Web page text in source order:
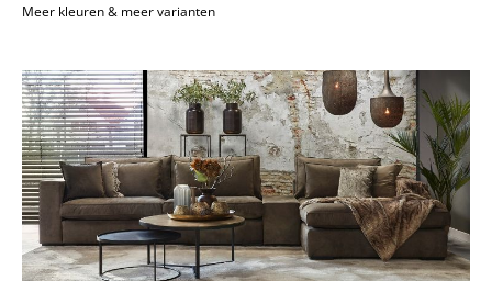
Meer kleuren & meer varianten